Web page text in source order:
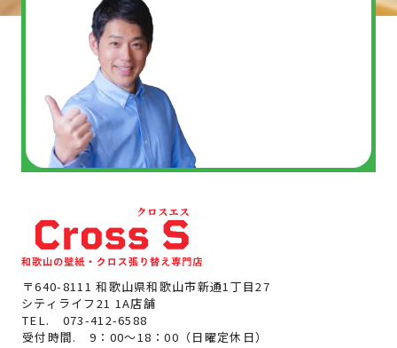
〒640-8111 和歌山県和歌山市新通1丁目27
シティライフ21 1A店舗
TEL. 073-412-6588
受付時間. 9：00～18：00（日曜定休日）